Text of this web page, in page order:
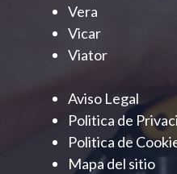
Vera
Vicar
Viator
Aviso Legal
Politica de
Politica de
Mapa del sitio